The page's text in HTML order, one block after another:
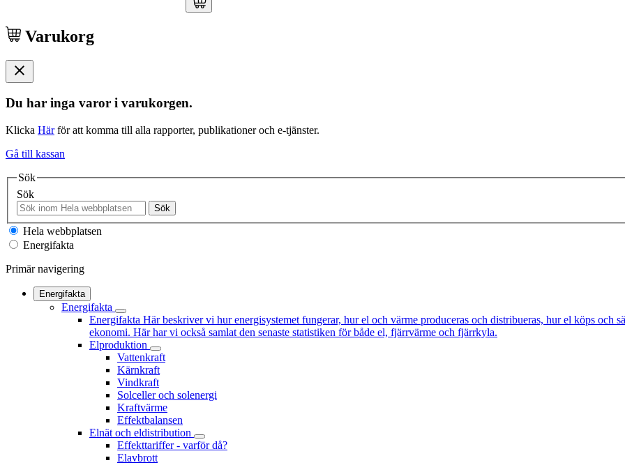
Varukorg
Du har inga varor i varukorgen.
Klicka Härför att komma till alla rapporter, publikationer och e-tjänster.
Gå till kassan
Sök
Sök
Sök
Hela webbplatsen
Energifakta
Primär navigering
Energifakta
Energifakta
Energifakta Här beskriver vi hur energisystemet fungerar, hur el och värme produceras och distribueras, hur el köps och
ekonomi. Här har vi också samlat den senaste statistiken för både el, fjärrvärme och fjärrkyla.
Elproduktion
Vattenkraft
Kärnkraft
Vindkraft
Solceller och solenergi
Kraftvärme
Effektbalansen
Elnät och eldistribution
Effekttariffer - varför då?
Elavbrott